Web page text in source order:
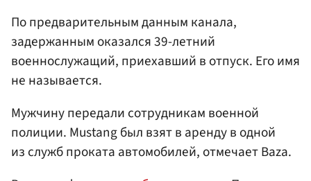
По предварительным данным канала,
задержанным оказался 39-летний
военнослужащий, приехавший в отпуск. Его имя
не называется.
Мужчину передали сотрудникам военной
полиции. Mustang был взят в аренду в одной
из служб проката автомобилей, отмечает Baza.